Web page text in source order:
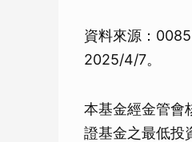
資料來源：
2025/4/7。
本基金經金管會
證基金之最低投